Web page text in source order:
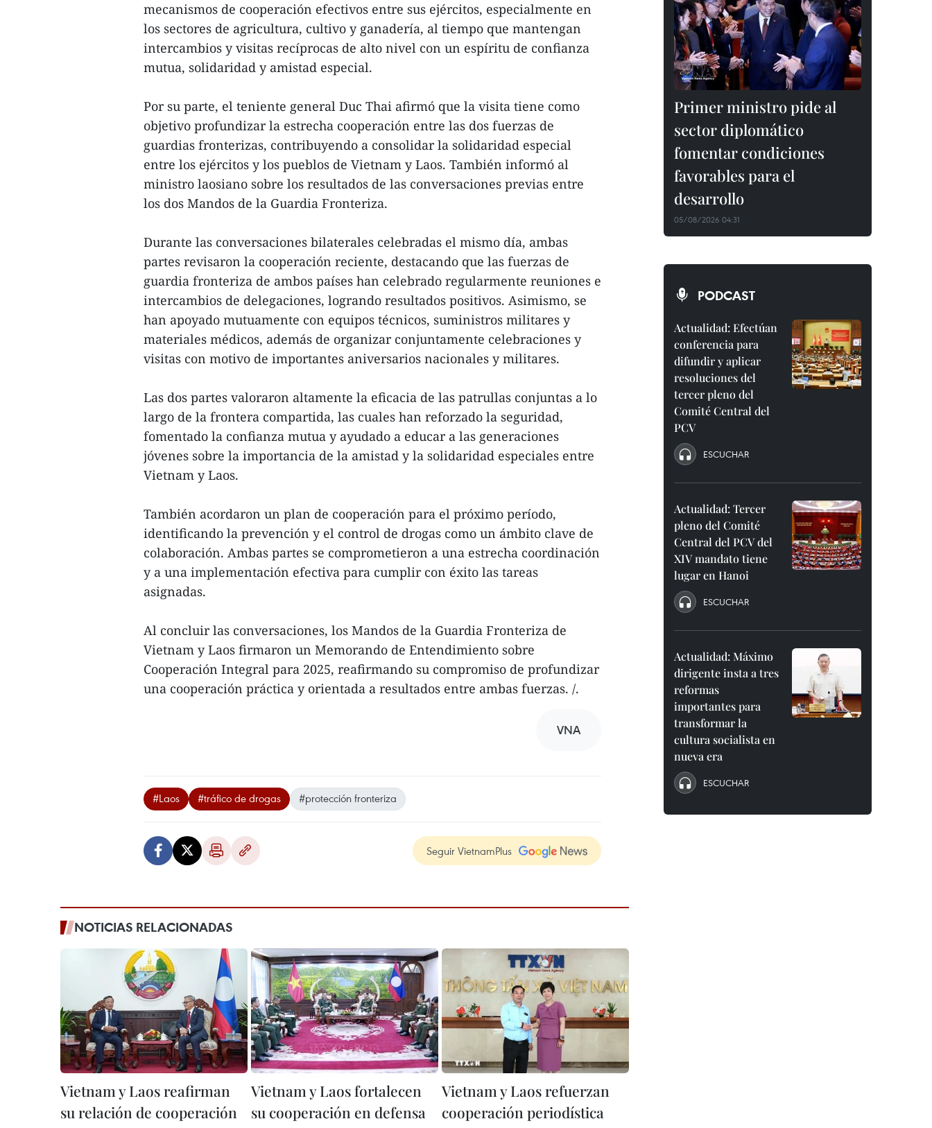
mecanismos de cooperación efectivos entre sus ejércitos, especialmente en
los sectores de agricultura, cultivo y ganadería, al tiempo que mantengan
intercambios y visitas recíprocas de alto nivel con un espíritu de confianza
mutua, solidaridad y amistad especial.
Por su parte, el teniente general Duc Thai afirmó que la visita tiene como
objetivo profundizar la estrecha cooperación entre las dos fuerzas de
guardias fronterizas, contribuyendo a consolidar la solidaridad especial
entre los ejércitos y los pueblos de Vietnam y Laos. También informó al
ministro laosiano sobre los resultados de las conversaciones previas entre
los dos Mandos de la Guardia Fronteriza.
Durante las conversaciones bilaterales celebradas el mismo día, ambas
partes revisaron la cooperación reciente, destacando que las fuerzas de
guardia fronteriza de ambos países han celebrado regularmente reuniones e
intercambios de delegaciones, logrando resultados positivos. Asimismo, se
han apoyado mutuamente con equipos técnicos, suministros militares y
materiales médicos, además de organizar conjuntamente celebraciones y
visitas con motivo de importantes aniversarios nacionales y militares.
Las dos partes valoraron altamente la eficacia de las patrullas conjuntas a lo
largo de la frontera compartida, las cuales han reforzado la seguridad,
fomentado la confianza mutua y ayudado a educar a las generaciones
jóvenes sobre la importancia de la amistad y la solidaridad especiales entre
Vietnam y Laos.
También acordaron un plan de cooperación para el próximo período,
identificando la prevención y el control de drogas como un ámbito clave de
colaboración. Ambas partes se comprometieron a una estrecha coordinación
y a una implementación efectiva para cumplir con éxito las tareas
asignadas.
Al concluir las conversaciones, los Mandos de la Guardia Fronteriza de
Vietnam y Laos firmaron un Memorando de Entendimiento sobre
Cooperación Integral para 2025, reafirmando su compromiso de profundizar
una cooperación práctica y orientada a resultados entre ambas fuerzas. /.
VNA
#Laos #tráfico de drogas #protección fronteriza
Seguir VietnamPlus
NOTICIAS RELACIONADAS
Vietnam y Laos reafirman
su relación de cooperación
Vietnam y Laos fortalecen
su cooperación en defensa
Vietnam y Laos refuerzan
cooperación periodística
Primer ministro pide al
sector diplomático
fomentar condiciones
favorables para el
desarrollo
05/08/2026 04:31
PODCAST
Actualidad: Efectúan
conferencia para
difundir y aplicar
resoluciones del
tercer pleno del
Comité Central del
PCV
ESCUCHAR
Actualidad: Tercer
pleno del Comité
Central del PCV del
XIV mandato tiene
lugar en Hanoi
ESCUCHAR
Actualidad: Máximo
dirigente insta a tres
reformas
importantes para
transformar la
cultura socialista en
nueva era
ESCUCHAR